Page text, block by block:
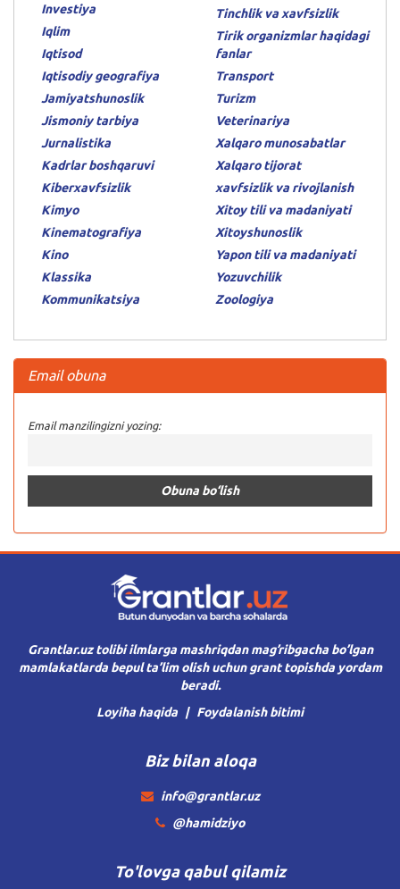
Investiya
Iqlim
Iqtisod
Iqtisodiy geografiya
Jamiyatshunoslik
Jismoniy tarbiya
Jurnalistika
Kadrlar boshqaruvi
Kiberxavfsizlik
Kimyo
Kinematografiya
Kino
Klassika
Kommunikatsiya
Tinchlik va xavfsizlik
Tirik organizmlar haqidagi
fanlar
Transport
Turizm
Veterinariya
Xalqaro munosabatlar
Xalqaro tijorat
xavfsizlik va rivojlanish
Xitoy tili va madaniyati
Xitoyshunoslik
Yapon tili va madaniyati
Yozuvchilik
Zoologiya
Email obuna
Email manzilingizni yozing:
Grantlar.uz tolibi ilmlarga mashriqdan mag’ribgacha bo’lgan
mamlakatlarda bepul ta’lim olish uchun grant topishda yordam
beradi.
Loyiha haqida
Foydalanish bitimi
Biz bilan aloqa
info@grantlar.uz
@hamidziyo
To'lovga qabul qilamiz